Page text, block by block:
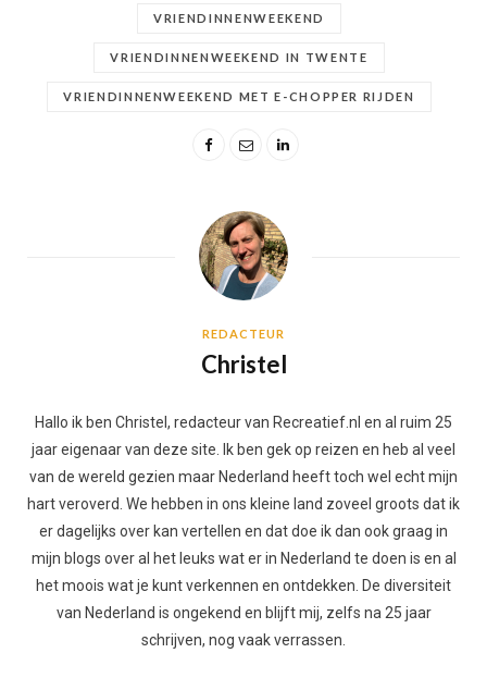
VRIENDINNENWEEKEND
VRIENDINNENWEEKEND IN TWENTE
VRIENDINNENWEEKEND MET E-CHOPPER RIJDEN
REDACTEUR
Christel
Hallo ik ben Christel, redacteur van Recreatief.nl en al ruim 25
jaar eigenaar van deze site. Ik ben gek op reizen en heb al veel
van de wereld gezien maar Nederland heeft toch wel echt mijn
hart veroverd. We hebben in ons kleine land zoveel groots dat ik
er dagelijks over kan vertellen en dat doe ik dan ook graag in
mijn blogs over al het leuks wat er in Nederland te doen is en al
het moois wat je kunt verkennen en ontdekken. De diversiteit
van Nederland is ongekend en blijft mij, zelfs na 25 jaar
schrijven, nog vaak verrassen.